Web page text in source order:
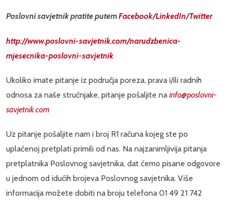
Poslovni savjetnik pratite putemFacebook/LinkedIn/Twitter
http://www.poslovni-savjetnik.com/narudzbenica-
mjesecnika-poslovni-savjetnik
Ukoliko imate pitanje iz područja poreza, prava i/ili radnih
odnosa za naše stručnjake, pitanje pošaljite na info@poslovni-
savjetnik.com
Uz pitanje pošaljite nam i broj R1 računa kojeg ste po
uplaćenoj pretplati primili od nas. Na najzanimljivija pitanja
pretplatnika Poslovnog savjetnika, dat ćemo pisane odgovore
u jednom od idućih brojeva Poslovnog savjetnika. Više
informacija možete dobiti na broju telefona 01 49 21 742